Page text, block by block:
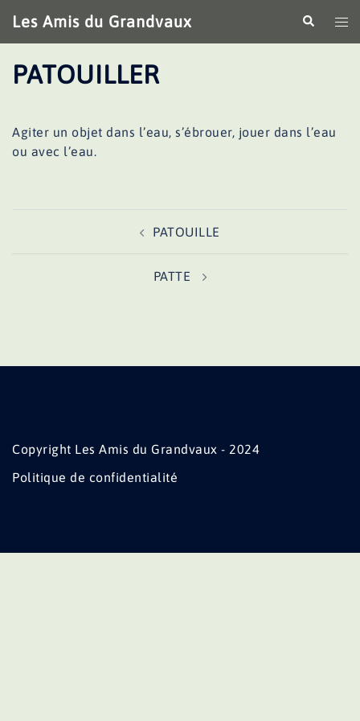
au
contenu
Les Amis du Grandvaux
le
PATOUILLER
Agiter un objet dans l’eau, s’ébrouer, jouer dans l’eau
ou avec l’eau.
PATOUILLE
PATTE
Copyright Les Amis du Grandvaux - 2024
Politique de confidentialité